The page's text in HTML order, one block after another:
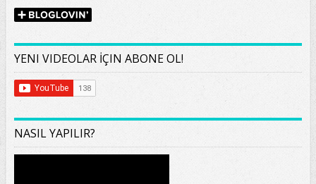
YENI VIDEOLAR İÇIN ABONE OL!
NASIL YAPILIR?